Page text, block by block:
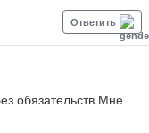
Ответить
обязательств.Мне